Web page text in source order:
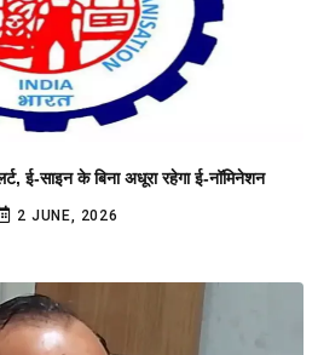
ई-साइन के बिना अधूरा रहेगा ई-नॉमिनेशन
2 JUNE, 2026